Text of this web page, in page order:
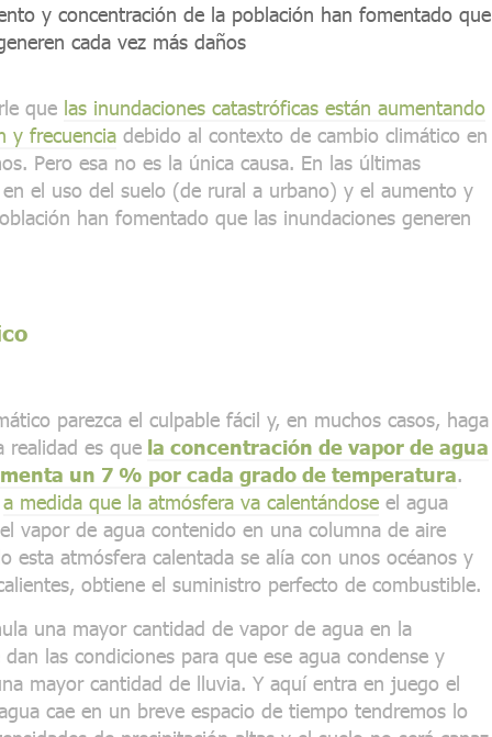
y concentración de la población han fomentado que
cada vez más daños
que las inundaciones catastróficas están aumentando
y frecuencia debido al contexto de cambio climático en
Pero esa no es la única causa. En las últimas
el uso del suelo (de rural a urbano) y el aumento y
han fomentado que las inundaciones generen
parezca el culpable fácil y, en muchos casos, haga
realidad es que la concentración de vapor de agua
un 7 % por cada grado de temperatura.
a medida que la atmósfera va calentándose el agua
vapor de agua contenido en una columna de aire
esta atmósfera calentada se alía con unos océanos y
obtiene el suministro perfecto de combustible.
una mayor cantidad de vapor de agua en la
las condiciones para que ese agua condense y
mayor cantidad de lluvia. Y aquí entra en juego el
cae en un breve espacio de tiempo tendremos lo